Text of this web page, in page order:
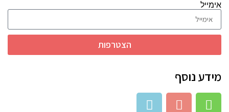
אימייל
הצטרפות
מידע נוסף